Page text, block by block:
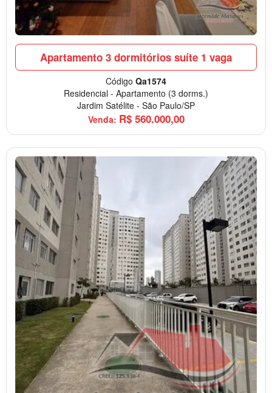
Apartamento 3 dormitórios suíte 1 vaga
Código Qa1574
Residencial - Apartamento (3 dorms.)
Jardim Satélite - São Paulo/SP
Venda: R$ 560.000,00